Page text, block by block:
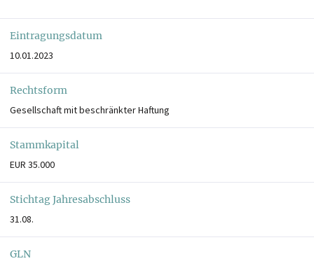
Eintragungsdatum
10.01.2023
Rechtsform
Gesellschaft mit beschränkter Haftung
Stammkapital
EUR 35.000
Stichtag Jahresabschluss
31.08.
GLN